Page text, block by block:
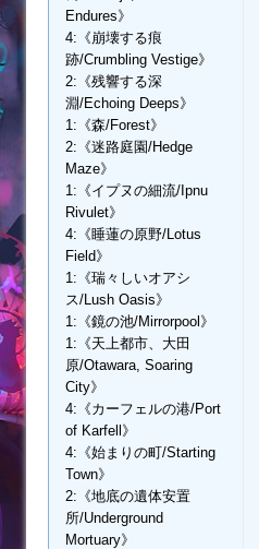
Endures》
4:《崩壊する痕
跡/Crumbling Vestige》
2:《残響する深
淵/Echoing Deeps》
1:《森/Forest》
2:《迷路庭園/Hedge
Maze》
1:《イプヌの細流/Ipnu
Rivulet》
4:《睡蓮の原野/Lotus
Field》
1:《瑞々しいオアシ
ス/Lush Oasis》
1:《鏡の池/Mirrorpool》
1:《天上都市、大田
原/Otawara, Soaring
City》
4:《カーフェルの港/Port
of Karfell》
4:《始まりの町/Starting
Town》
2:《地底の遺体安置
所/Underground
Mortuary》